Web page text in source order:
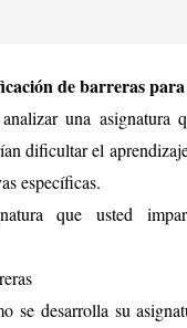
de barreras
una asignatura
dificultar el
específicas.
que usted
se desarrolla su